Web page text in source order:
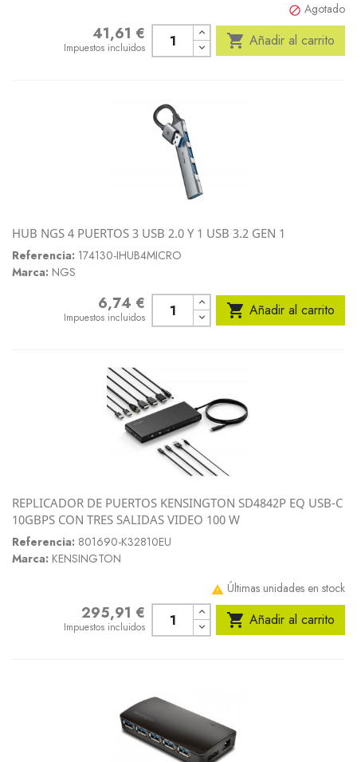
 Agotado
Precio41,61 €
Impuestos incluidos  Añadir al carrito
HUB NGS 4 PUERTOS 3 USB 2.0 Y 1 USB 3.2 GEN 1
Referencia: 174130-IHUB4MICRO
Marca: NGS
6,74 €
Impuestos incluidos  Añadir al carrito
REPLICADOR DE PUERTOS KENSINGTON SD4842P EQ USB-C
10GBPS CON TRES SALIDAS VIDEO 100 W
Referencia: 801690-K32810EU
Marca: KENSINGTON
 Últimas unidades en stock
Precio295,91 €
Impuestos incluidos  Añadir al carrito